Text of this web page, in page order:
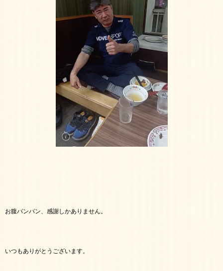
お腹パンパン、感謝しかありません。
いつもありがとうございます。